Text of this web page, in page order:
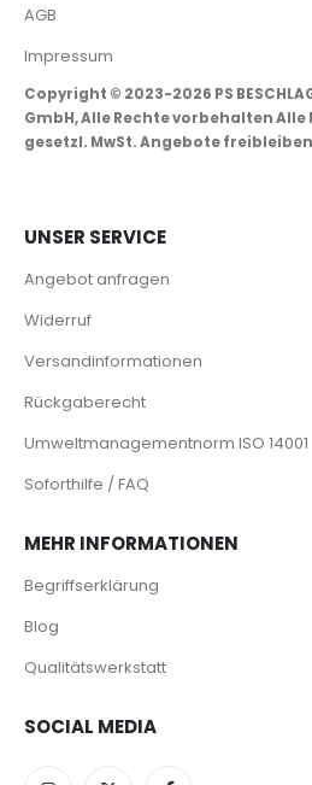
AGB
Impressum
Copyright © 2023-2026 PS BESCHLAG
GmbH, Alle Rechte vorbehalten Alle
gesetzl. MwSt. Angebote
UNSER SERVICE
Angebot anfragen
Widerruf
Versandinformationen
Rückgaberecht
Umweltmanagementnorm ISO 14001
Soforthilfe / FAQ
MEHR INFORMATIONEN
Begriffserklärung
Blog
Qualitätswerkstatt
SOCIAL MEDIA